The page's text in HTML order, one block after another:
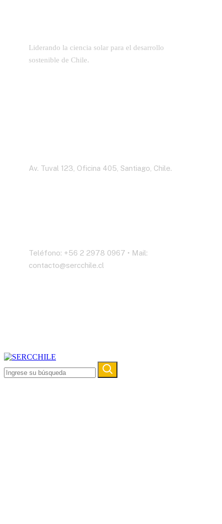
Liderando la ciencia solar para el desarrollo
sostenible de Chile.
Av. Tuval 123, Oficina 405, Santiago, Chile.
Teléfono: +56 2 2978 0967 • Mail:
contacto@sercchile.cl